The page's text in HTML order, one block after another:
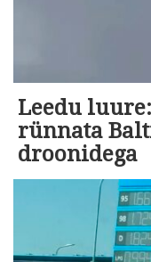
Leedu
rünnata
droonidega